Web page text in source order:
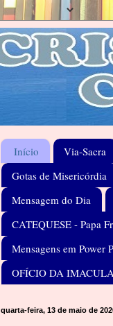
Início Via-Sacra
Gotas de Misericórdia
Mensagem do Dia
CATEQUESE - Papa
Mensagens em Power
OFÍCIO DA
quarta-feira, 13 de maio de